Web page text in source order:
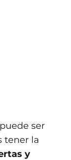
ser
tener la
y